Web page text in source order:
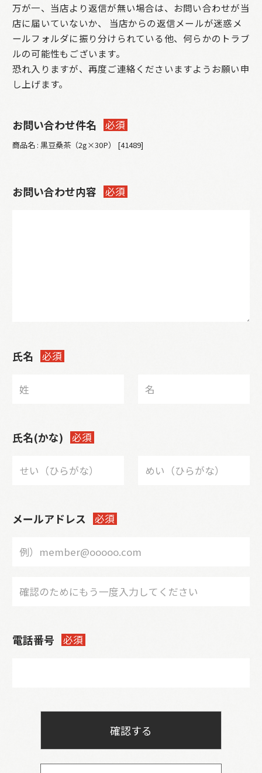
万が一、当店より返信が無い場合は、お問い合わせが当
店に届いていないか、
当店からの返信メールが迷惑メ
ールフォルダに振り分けられている他、何らかのトラブ
ルの可能性もございます。
恐れ入りますが、再度ご連絡くださいますようお願い申
し上げます。
お問い合わせ件名 必須
商品名 : 黒豆桑茶（2g×30P） [41489]
お問い合わせ内容 必須
氏名 必須
氏名(かな) 必須
メールアドレス 必須
電話番号 必須
確認する